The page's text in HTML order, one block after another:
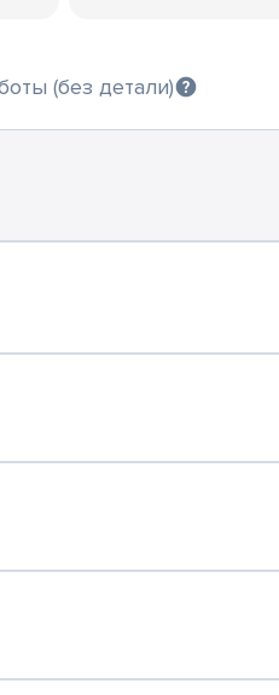
(без детали)